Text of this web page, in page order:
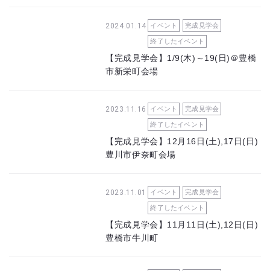
2024.01.14 イベント 完成見学会
終了したイベント
【完成見学会】1/9(木)～19(日)＠豊橋
市新栄町会場
2023.11.16 イベント 完成見学会
終了したイベント
【完成見学会】12月16日(土),17日(日)
豊川市伊奈町会場
2023.11.01 イベント 完成見学会
終了したイベント
【完成見学会】11月11日(土),12日(日)
豊橋市牛川町